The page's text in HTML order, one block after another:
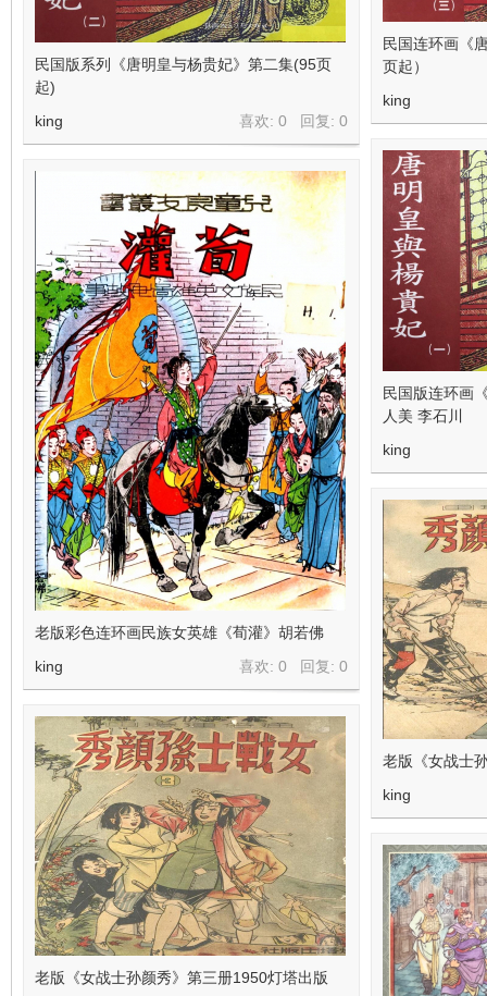
民国连环画《
页起）
king
民国版系列《唐明皇与杨贵妃》第二集(95页
起)
喜欢: 0 回复: 0
king
民国版连环画
人美 李石川
king
老版彩色连环画民族女英雄《荀灌》胡若佛
喜欢: 0 回复: 0
king
老版《女战士
king
老版《女战士孙颜秀》第三册1950灯塔出版